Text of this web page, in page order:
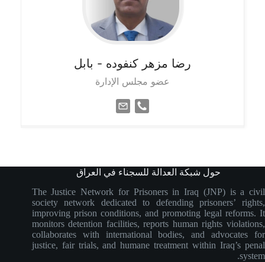
رضا مزهر كنفوده - بابل
عضو مجلس الإدارة
حول شبكة العدالة للسجناء في العراق
The Justice Network for Prisoners in Iraq (JNP) is a civil
society network dedicated to defending prisoners’ rights,
improving prison conditions, and promoting legal reforms. It
monitors detention facilities, reports human rights violations,
collaborates with international bodies, and advocates for
justice, fair trials, and humane treatment within Iraq’s penal
system.